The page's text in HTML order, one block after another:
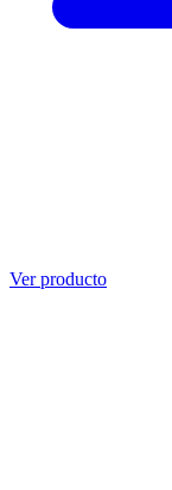
Ver producto